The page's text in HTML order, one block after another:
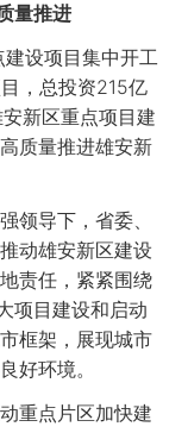
量推进
设项目集中开工
，总投资215亿
新区重点项目建
质量推进雄安新
导下，省委、
动雄安新区建设
责任，紧紧围绕
项目建设和启动
框架，展现城市
好环境。
重点片区加快建